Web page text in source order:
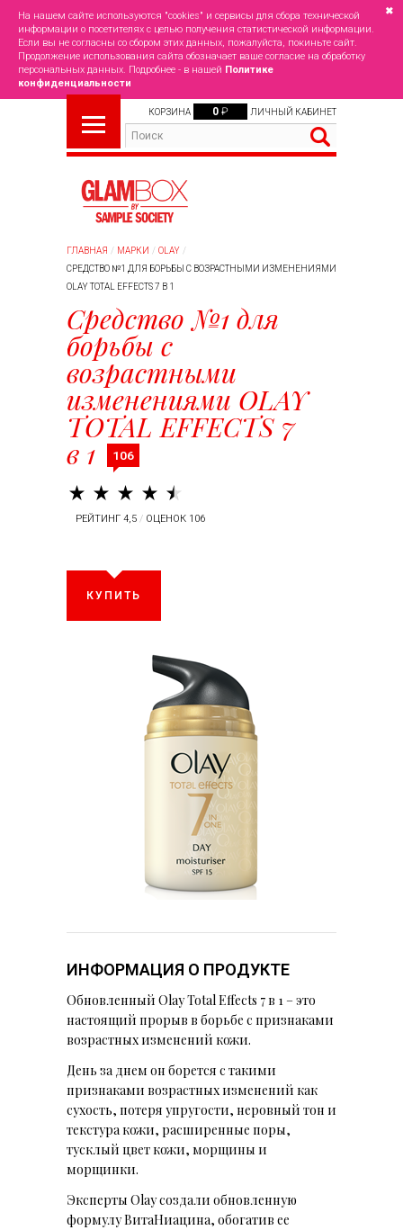
На нашем сайте используются "cookies" и сервисы для сбора технической
информации о посетителях с целью получения статистической информации.
Если вы не согласны со сбором этих данных, пожалуйста, покиньте сайт.
Продолжение использования сайта обозначает ваше согласие на обработку
персональных данных. Подробнее - в нашей Политике
конфиденциальности
✖
КОРЗИНА 0 ₽ ЛИЧНЫЙ КАБИНЕТ
ГЛАВНАЯ МАРКИ
OLAY
СРЕДСТВО №1 ДЛЯ БОРЬБЫ С ВОЗРАСТНЫМИ ИЗМЕНЕНИЯМИ
OLAY TOTAL EFFECTS 7 В 1
Средство №1 для
борьбы с
возрастными
изменениями OLAY
TOTAL EFFECTS 7
в 1 106
РЕЙТИНГ 4,5 / ОЦЕНОК 106
КУПИТЬ
ИНФОРМАЦИЯ О ПРОДУКТЕ
Обновленный Olay Total Effects 7 в 1 – это
настоящий прорыв в борьбе с признаками
возрастных изменений кожи.
День за днем он борется с такими
признаками возрастных изменений как
сухость, потеря упругости, неровный тон и
текстура кожи, расширенные поры,
тусклый цвет кожи, морщины и
морщинки.
Эксперты Olay создали обновленную
формулу ВитаНиацина, обогатив ее